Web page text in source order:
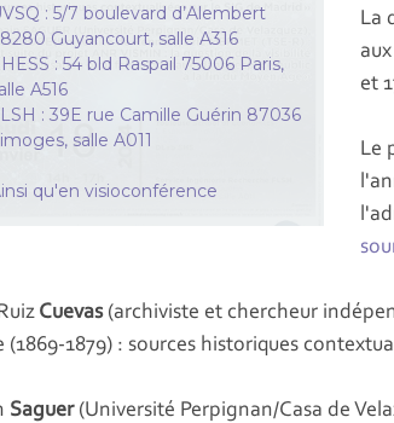
: 5/7 boulevard d’Alembert
Guyancourt, salle A316
: 54 bld Raspail 75006 Paris,
A516
: 39E rue Camille Guérin 87036
salle A011
qu'en visioconférence
La
et
Le
Cuevas(archiviste et chercheur
(1869-1879) : sources historiques
Saguer(Université Perpignan/Casa de